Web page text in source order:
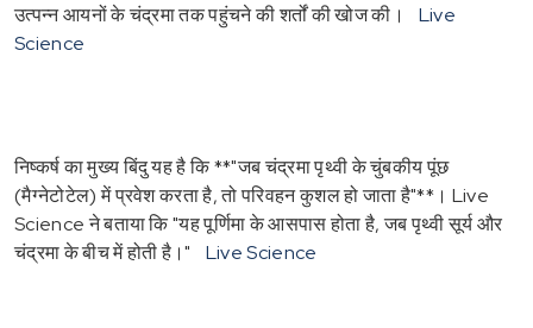
उत्पन्न आयनों के चंद्रमा तक पहुंचने की शर्तों की खोज की।
Live
Science
निष्कर्ष का मुख्य बिंदु यह है कि **"जब चंद्रमा पृथ्वी के चुंबकीय पूंछ
(मैग्नेटोटेल) में प्रवेश करता है, तो परिवहन कुशल हो जाता है"**। Live
Science ने बताया कि "यह पूर्णिमा के आसपास होता है, जब पृथ्वी सूर्य और
चंद्रमा के बीच में होती है।"
Live Science